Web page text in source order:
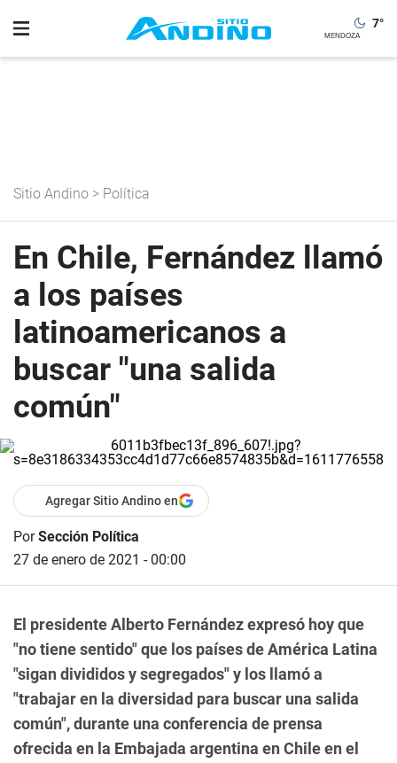
7°
Sitio Andino > Política
En Chile, Fernández llamó
a los países
latinoamericanos a
buscar "una salida
común"
Agregar Sitio Andino en
PorSección Política
27 de enero de 2021 - 00:00
El presidente Alberto Fernández expresó hoy que
"no tiene sentido" que los países de América Latina
"sigan divididos y segregados" y los llamó a
"trabajar en la diversidad para buscar una salida
común", durante una conferencia de prensa
ofrecida en la Embajada argentina en Chile en el